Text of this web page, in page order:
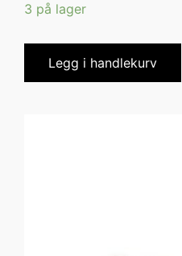
3 på lager
Legg i handlekurv